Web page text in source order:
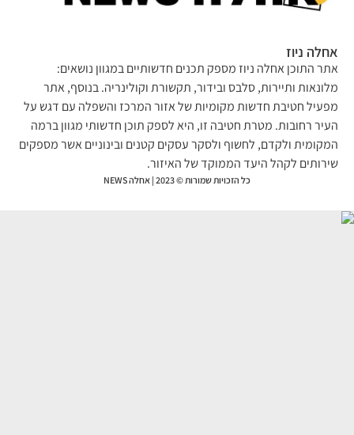
ניוז
התוכן אחלה ניוז מספק תכנים חדשותיים במגוון נושאים:
ותיירות, סלבס ובידור, תקשורת וקולינריה. בנוסף, אתר
חטיבת חדשות מקומיות של אזור המרכז והשפלה עם דגש על
רחובות. מטרת חטיבה זו, היא לספק תוכן חדשותי מגוון ברמה
ולקדם, לחשוף ולסקר עסקים קטנים ובינוניים אשר מספקים
לקהל היעד הממוקד של האיזור.
כל הזכויות שמורות © 2023 | אחלה NEWS